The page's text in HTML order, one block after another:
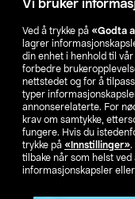
Vi bruker
Ved å trykke på «Godta
lagrer
din enhet i henhold til vår
forbedre
nettstedet og for å
typer
annonserelaterte. For
krav om samtykke,
fungere. Hvis du
trykke på «Innstillinger».
tilbake når som helst
informasjonskapsler